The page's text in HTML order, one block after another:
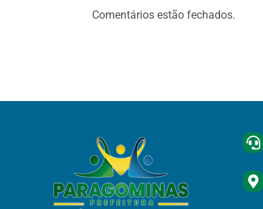
Comentários estão fechados.